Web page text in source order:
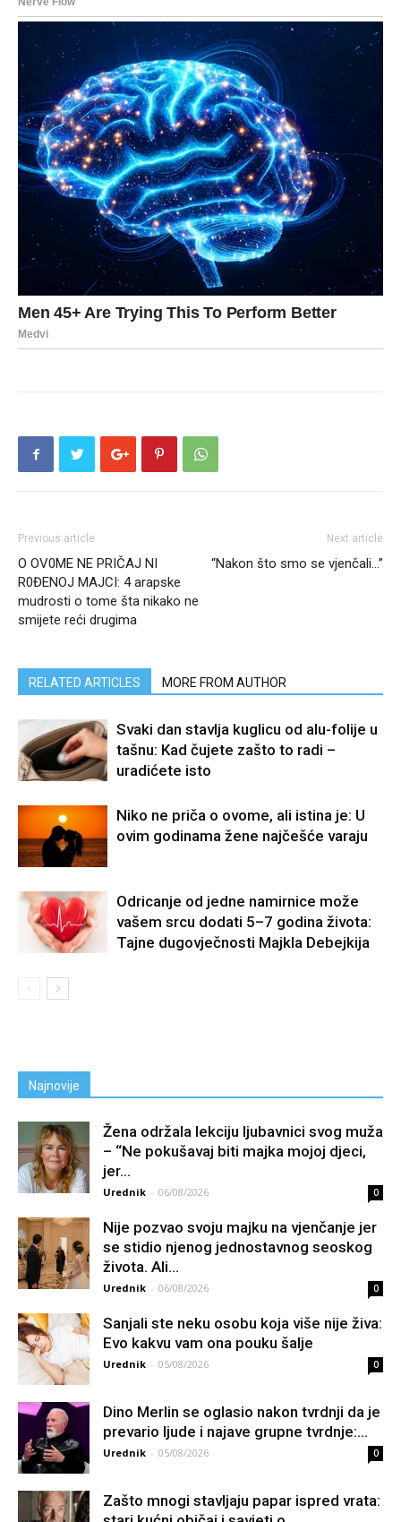
Previous article
O OV0ME NE PRIČAJ NI
R0ĐENOJ MAJCI: 4 arapske
mudrosti o tome šta nikako ne
smijete reći drugima
Next article
“Nakon što smo se vjenčali…”
RELATED ARTICLES MORE FROM AUTHOR
Svaki dan stavlja kuglicu od alu-folije u
tašnu: Kad čujete zašto to radi –
uradićete isto
Niko ne priča o ovome, ali istina je: U
ovim godinama žene najčešće varaju
Odricanje od jedne namirnice može
vašem srcu dodati 5–7 godina života:
Tajne dugovječnosti Majkla Debejkija
Najnovije
Žena održala lekciju ljubavnici svog muža
– “Ne pokušavaj biti majka mojoj djeci,
jer...
Urednik - 06/08/2026 0
Nije pozvao svoju majku na vjenčanje jer
se stidio njenog jednostavnog seoskog
života. Ali...
Urednik - 06/08/2026 0
Sanjali ste neku osobu koja više nije živa:
Evo kakvu vam ona pouku šalje
Urednik - 05/08/2026 0
Dino Merlin se oglasio nakon tvrdnji da je
prevario ljude i najave grupne tvrdnje:...
Urednik - 05/08/2026 0
Zašto mnogi stavljaju papar ispred vrata: